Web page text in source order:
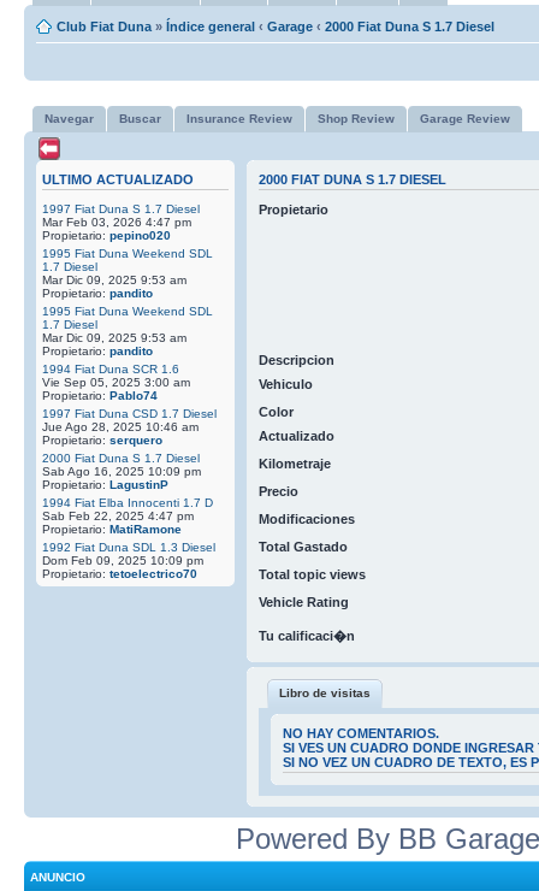
Club Fiat Duna » Índice general ‹ Garage ‹ 2000 Fiat Duna S 1.7 Diesel
Navegar Buscar Insurance Review Shop Review Garage Review
ULTIMO ACTUALIZADO
1997 Fiat Duna S 1.7 Diesel
Mar Feb 03, 2026 4:47 pm
Propietario: pepino020
1995 Fiat Duna Weekend SDL
1.7 Diesel
Mar Dic 09, 2025 9:53 am
Propietario: pandito
1995 Fiat Duna Weekend SDL
1.7 Diesel
Mar Dic 09, 2025 9:53 am
Propietario: pandito
1994 Fiat Duna SCR 1.6
Vie Sep 05, 2025 3:00 am
Propietario: Pablo74
1997 Fiat Duna CSD 1.7 Diesel
Jue Ago 28, 2025 10:46 am
Propietario: serquero
2000 Fiat Duna S 1.7 Diesel
Sab Ago 16, 2025 10:09 pm
Propietario: LagustinP
1994 Fiat Elba Innocenti 1.7 D
Sab Feb 22, 2025 4:47 pm
Propietario: MatiRamone
1992 Fiat Duna SDL 1.3 Diesel
Dom Feb 09, 2025 10:09 pm
Propietario: tetoelectrico70
2000 FIAT DUNA S 1.7 DIESEL
Propietario
Descripcion
Vehiculo
Color
Actualizado
Kilometraje
Precio
Modificaciones
Total Gastado
Total topic views
Vehicle Rating
Tu calificaci�n
Libro de visitas
NO HAY COMENTARIOS.
SI VES UN CUADRO DONDE
SI NO VEZ UN CUADRO DE TEXTO, ES
Powered By BB
ANUNCIO